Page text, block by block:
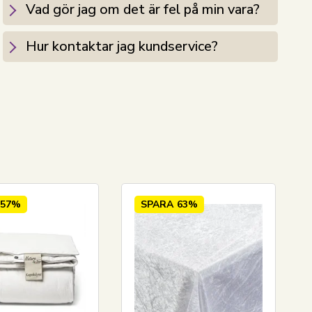
Vad gör jag om det är fel på min vara?
Hur kontaktar jag kundservice?
57% SPARA 63%